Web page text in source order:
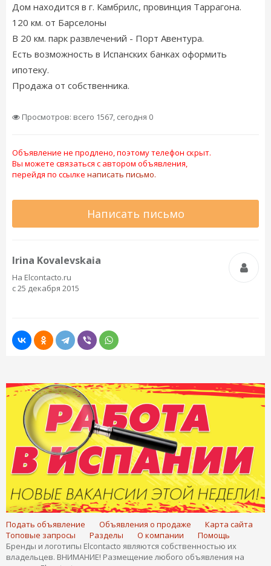
Дом находится в г. Камбрилс, провинция Таррагона.
120 км. от Барселоны
В 20 км. парк развлечений - Порт Авентура.
Есть возможность в Испанских банках оформить
ипотеку.
Продажа от собственника.
Просмотров: всего 1567, сегодня 0
Объявление не продлено, поэтому телефон скрыт.
Вы можете связаться с автором объявления,
перейдя по ссылке написать письмо.
Написать письмо
Irina Kovalevskaia
На Elcontacto.ru
с 25 декабря 2015
Подать объявление Объявления о продаже
Карта сайта
Топовые запросы
Разделы О компании
Помощь
Бренды и логотипы Elcontacto являются собственностью их
владельцев. ВНИМАНИЕ! Размещение любого объявления на